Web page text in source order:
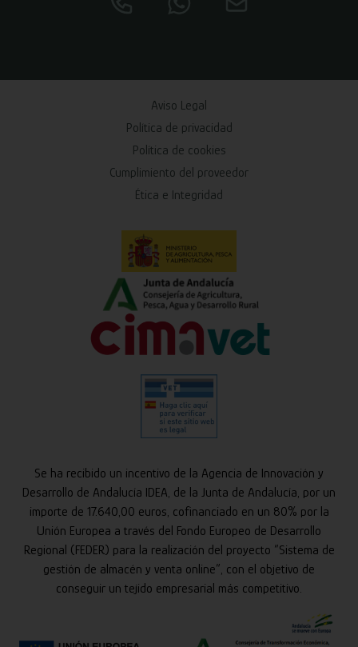
Aviso Legal
Política de privacidad
Política de cookies
Cumplimiento del proveedor
Ética e Integridad
Se ha recibido un incentivo de la Agencia de Innovación y
Desarrollo de Andalucía IDEA, de la Junta de Andalucía, por un
importe de 17.640,00 euros, cofinanciado en un 80% por la
Unión Europea a través del Fondo Europeo de Desarrollo
Regional (FEDER) para la realización del proyecto “Sistema de
gestión de almacén y venta online”, con el objetivo de
conseguir un tejido empresarial más competitivo.